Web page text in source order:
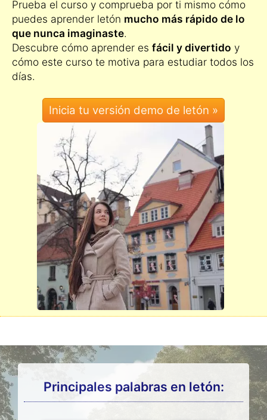
Prueba el curso y comprueba por ti mismo cómo
puedes aprender letón mucho más rápido de lo
que nunca imaginaste.
Descubre cómo aprender es fácil y divertido y
cómo este curso te motiva para estudiar todos los
días.
Principales palabras en letón: